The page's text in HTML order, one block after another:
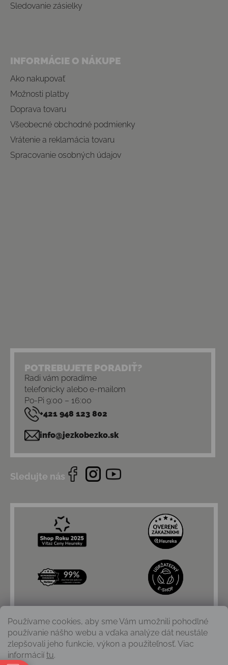
Používame cookies, aby sme Vám umožnili pohodlné
používanie nášho webu a vďaka analýze dát neustále
zlepšovali jeho funkcie, výkon a použiteľnosť. Viac
informácií tu.
Sledovanie zásielky
INFORMÁCIE O NÁKUPE
Ako nakupovať
Možnosti platby
Doprava tovaru
Všeobecné obchodné podmienky
Vrátenie a reklamácia tovaru
Spracovanie osobných údajov
POTREBUJETE PORADIŤ?
Radi vám poradíme
telefonicky alebo e-mailom
Po-Pi 9:00 – 16:00
+421 948 123 802
info@jezkobezko.sk
Sledujte nás